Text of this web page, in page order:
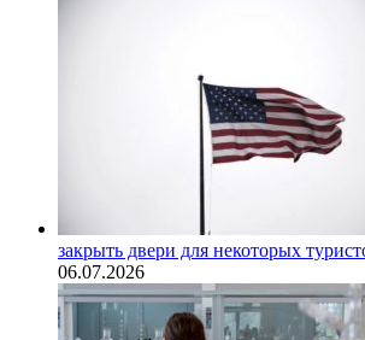
закрыть двери для некоторых
06.07.2026